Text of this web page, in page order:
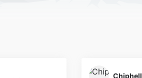
Chiphell